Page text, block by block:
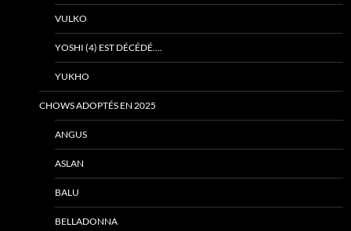
VULKO
YOSHI (4) EST DÉCÉDÉ….
YUKHO
CHOWS ADOPTÉS EN 2025
ANGUS
ASLAN
BALU
BELLADONNA